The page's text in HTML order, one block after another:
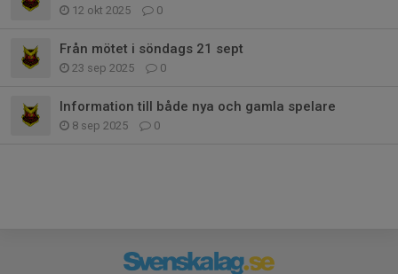
12 okt 2025 0
Från mötet i söndags 21 sept
23 sep 2025 0
Information till både nya och gamla spelare
8 sep 2025 0